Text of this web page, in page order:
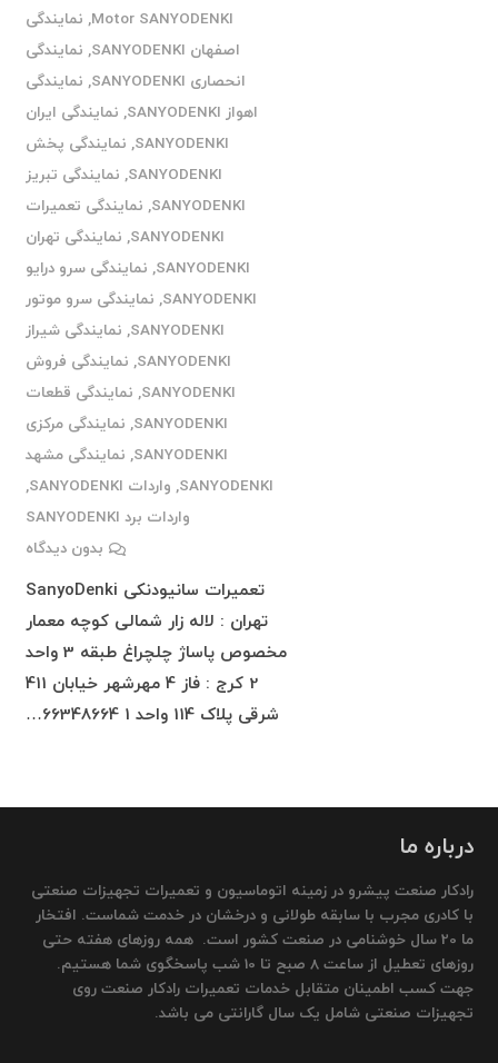
Motor SANYODENKI
, نمایندگی
اصفهان SANYODENKI
, نمایندگی
انحصاری SANYODENKI
, نمایندگی
اهواز SANYODENKI
, نمایندگی ایران
SANYODENKI
, نمایندگی پخش
SANYODENKI
, نمایندگی تبریز
SANYODENKI
, نمایندگی تعمیرات
SANYODENKI
, نمایندگی تهران
SANYODENKI
, نمایندگی سرو درایو
SANYODENKI
, نمایندگی سرو موتور
SANYODENKI
, نمایندگی شیراز
SANYODENKI
, نمایندگی فروش
SANYODENKI
, نمایندگی قطعات
SANYODENKI
, نمایندگی مرکزی
SANYODENKI
, نمایندگی مشهد
SANYODENKI
, واردات SANYODENKI
,
واردات برد SANYODENKI
بدون دیدگاه
تعمیرات سانیودنکی SanyoDenki
تهران : لاله زار شمالی کوچه معمار
مخصوص پاساژ چلچراغ طبقه 3 واحد
2 کرج : فاز 4 مهرشهر خیابان 411
شرقی پلاک 114 واحد 1 66348664…
درباره ما
رادکار صنعت پیشرو در زمینه اتوماسیون و تعمیرات تجهیزات صنعتی
با کادری مجرب با سابقه طولانی و درخشان در خدمت شماست. افتخار
ما 20 سال خوشنامی در صنعت کشور است. همه روزهای هفته حتی
روزهای تعطیل از ساعت 8 صبح تا 10 شب پاسخگوی شما هستیم.
جهت کسب اطمینان متقابل خدمات تعمیرات رادکار صنعت روی
تجهیزات صنعتی شامل یک سال گارانتی می باشد.